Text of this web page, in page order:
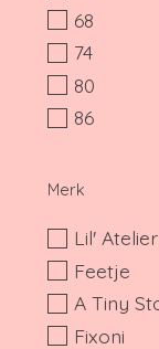
68
74
80
86
Merk
Lil' Atelier
Feetje
A Tiny
Fixoni